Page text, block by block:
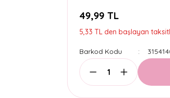
49,99 TL
5,33 TL den başlayan
Barkod Kodu